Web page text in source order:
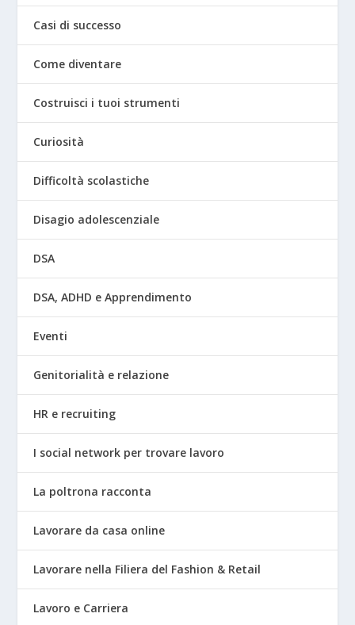
Casi di successo
Come diventare
Costruisci i tuoi strumenti
Curiosità
Difficoltà scolastiche
Disagio adolescenziale
DSA
DSA, ADHD e Apprendimento
Eventi
Genitorialità e relazione
HR e recruiting
I social network per trovare lavoro
La poltrona racconta
Lavorare da casa online
Lavorare nella Filiera del Fashion & Retail
Lavoro e Carriera